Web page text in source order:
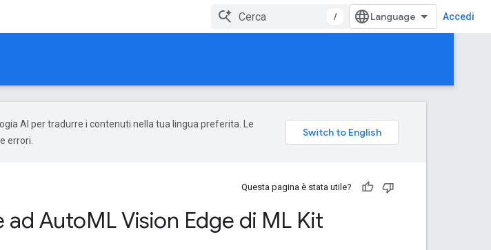
/ Accedi
AI per tradurre i contenuti nella tua lingua preferita. Le
errori.
Questa pagina è stata utile?
ad AutoML Vision Edge di ML Kit